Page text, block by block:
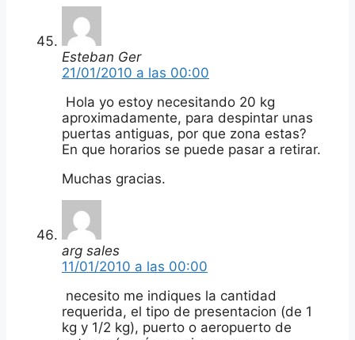
Esteban Ger
21/01/2010 a las 00:00
Hola yo estoy necesitando 20 kg
aproximadamente, para despintar unas
puertas antiguas, por que zona estas?
En que horarios se puede pasar a retirar.
Muchas gracias.
arg sales
11/01/2010 a las 00:00
necesito me indiques la cantidad
requerida, el tipo de presentacion (de 1
kg y 1/2 kg), puerto o aeropuerto de